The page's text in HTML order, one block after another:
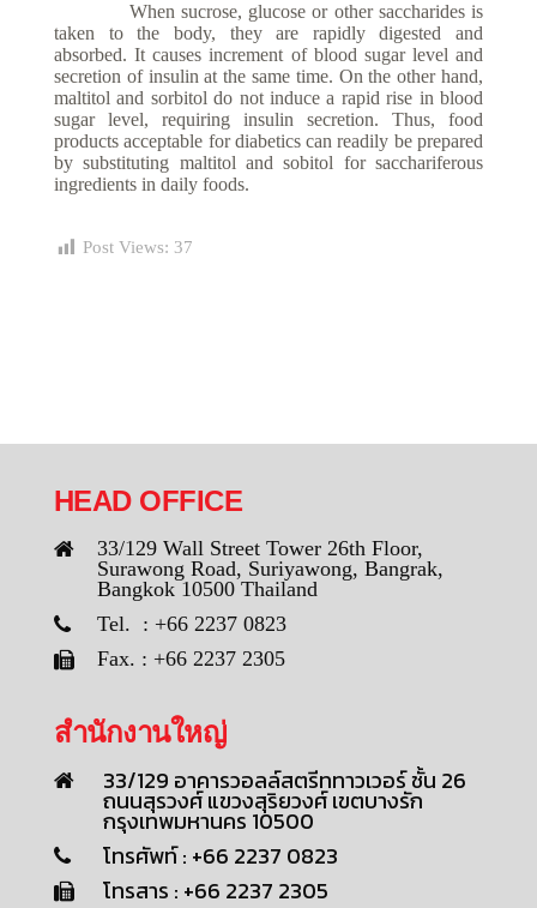
When sucrose, glucose or other saccharides is
taken to the body, they are rapidly digested and
absorbed. It causes increment of blood sugar level and
secretion of insulin at the same time. On the other hand,
maltitol and sorbitol do not induce a rapid rise in blood
sugar level, requiring insulin secretion. Thus, food
products acceptable for diabetics can readily be prepared
by substituting maltitol and sobitol for sacchariferous
ingredients in daily foods.
Post Views: 37
HEAD OFFICE
33/129 Wall Street Tower 26th Floor,
Surawong Road, Suriyawong, Bangrak,
Bangkok 10500 Thailand
Tel. : +66 2237 0823
Fax. : +66 2237 2305
สำนักงานใหญ่
33/129 อาคารวอลล์สตรีททาวเวอร์ ชั้น 26
ถนนสุรวงศ์ แขวงสุริยวงศ์ เขตบางรัก
กรุงเทพมหานคร 10500
โทรศัพท์ : +66 2237 0823
โทรสาร : +66 2237 2305